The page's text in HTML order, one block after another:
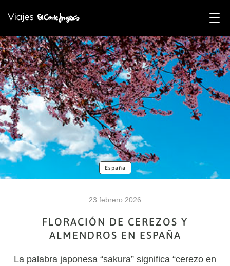
España
23 febrero 2026
FLORACIÓN DE CEREZOS Y
ALMENDROS EN ESPAÑA
La palabra japonesa “sakura” significa “cerezo en